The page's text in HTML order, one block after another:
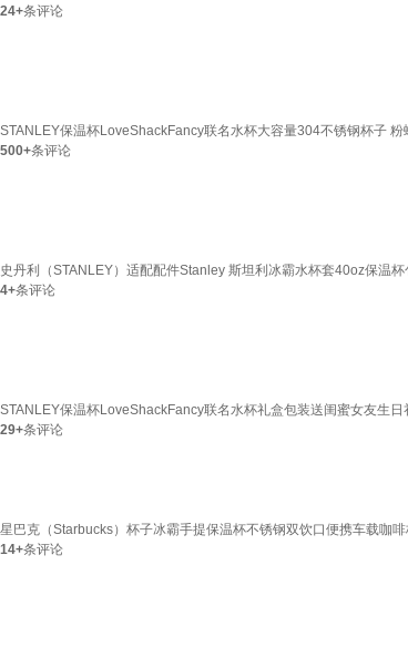
24+条评论
STANLEY保温杯LoveShackFancy联名水杯大容量304不锈钢杯子
500+条评论
史丹利（STANLEY）适配配件Stanley 斯坦利冰霸水杯套40oz保温
4+条评论
STANLEY保温杯LoveShackFancy联名水杯礼盒包装送闺蜜女友生
29+条评论
星巴克（Starbucks）杯子冰霸手提保温杯不锈钢双饮口便携车载咖
14+条评论